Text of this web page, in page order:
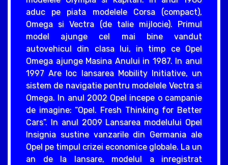
aduc pe piata modelele Corsa (compact),
Omega si Vectra (de talie mijlocie). Primul
model ajunge cel mai bine vandut
autovehicul din clasa lui, in timp ce Opel
Omega ajunge Masina Anului in 1987. In anul
1997 Are loc lansarea Mobility Initiative, un
sistem de navigatie pentru modelele Vectra si
Omega. In anul 2002 Opel incepe o campanie
de imagine: “Opel. Fresh Thinking for Better
Cars”. In anul 2009 Lansarea modelului Opel
Insignia sustine vanzarile din Germania ale
Opel pe timpul crizei economice globale. La un
an de la lansare, modelul a inregistrat